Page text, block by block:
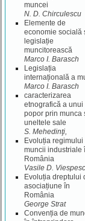
muncei
N. D. Chirculescu
Elemente de
economie socială
legislație
muncitorească
Marco I. Barasch
Legislația
internațională a
Marco I. Barasch
caracterizarea
etnografică a unui
popor prin munca
uneltele sale
S. Mehedinţi,
Evoluția regimului
muncii industriale
România
Vasile D.
Evoluția dreptului
asociațiune în
România
George Strat
Convenția de